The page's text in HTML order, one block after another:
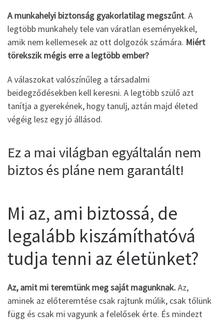
A munkahelyi biztonság gyakorlatilag megszűnt. A
legtöbb munkahely tele van váratlan eseményekkel,
amik nem kellemesek az ott dolgozók számára. Miért
törekszik mégis erre a legtöbb ember?
A válaszokat valószínűleg a társadalmi
beidegződésekben kell keresni. A legtöbb szülő azt
tanítja a gyerekének, hogy tanulj, aztán majd életed
végéig lesz egy jó állásod.
Ez a mai világban egyáltalán nem
biztos és pláne nem garantált!
Mi az, ami biztossá, de
legalább kiszámíthatóvá
tudja tenni az életünket?
Az, amit mi teremtünk meg saját magunknak.Az,
aminek az előteremtése csak rajtunk múlik, csak tőlünk
függ és csak mi vagyunk a felelősek érte. És mindezt